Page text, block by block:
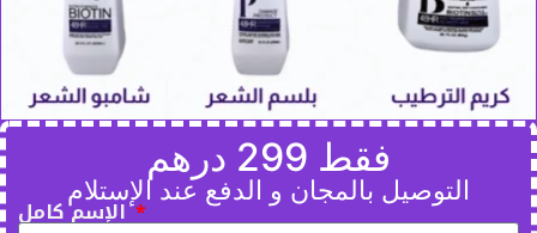
فقط 299 درهم
التوصيل بالمجان و الدفع عند الإستلام
الإسم كامل